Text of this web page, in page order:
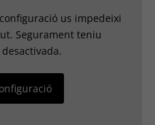
us impedeixi
Segurament teniu